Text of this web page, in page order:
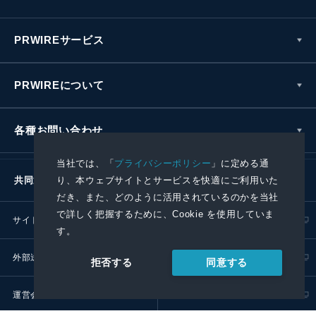
当社では、「プライバシーポリシー 」に定める通
り、本ウェブサイトとサービスを快適にご利用いた
だき、また、どのように活用されているのかを当社
で詳しく把握するために、Cookie を使用していま
す。
拒否する 同意する
PRWIREサービス
PRWIREについて
各種お問い合わせ
共同通信社グループ
サイトポリシー プライバシーポリシー
外部送信ポリシー プレスリリース取扱基準
運営会社